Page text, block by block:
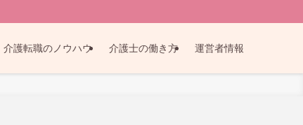
介護転職のノウハウ 介護士の働き方 運営者情報